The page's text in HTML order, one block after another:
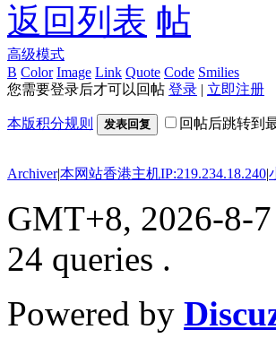
返回列表
高级模式
B Color Image Link Quote Code Smilies
您需要登录后才可以回帖 登录 | 立即注册
本版积分规则 发表回复 回帖后跳转到
Archiver|本网站香港主机IP:219.234.18.240|
GMT+8, 2026-8-
24 queries .
Powered by